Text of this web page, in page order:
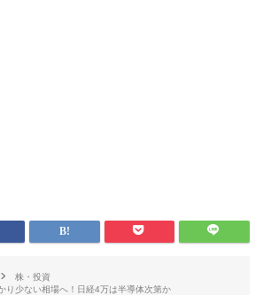
株・投資
り少ない相場へ！日経4万は半導体次第か